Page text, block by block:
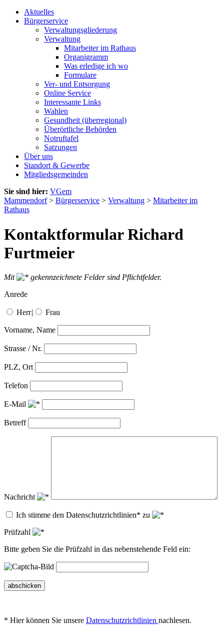
Aktuelles
Bürgerservice
Verwaltungsgliederung
Verwaltung
Mitarbeiter im Rathaus
Organigramm
Was erledige ich wo
Formulare
Ver- und Entsorgung
Online Service
Interessante Links
Wahlen
Gesundheit (überregional)
Überörtliche Behörden
Notruftafel
Satzungen
Über uns
Standort & Gewerbe
Mitgliedsgemeinden
Sie sind hier: VGem
Mammendorf> Bürgerservice > Verwaltung > Mitarbeiter im
Rathaus
Kontaktformular Richard
Furtmeier
Mit
gekennzeichnete Felder sind Pflichtfelder.
Anrede
Herr| Frau
Vorname, Name
Strasse / Nr.
PLZ, Ort
Telefon
E-Mail
Betreff
Nachricht
Ich stimme den Datenschutzrichtlinien* zu
Prüfzahl
Bitte geben Sie die Prüfzahl in das nebenstehende Feld ein:
abschicken
* Hier können Sie unsere Datenschutzrichtlinien nachlesen.